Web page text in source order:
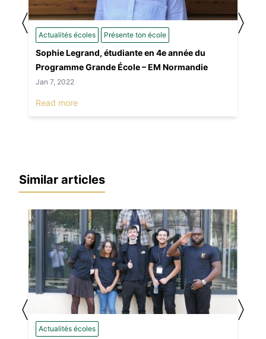
Actualités écoles Présente ton école
Sophie Legrand, étudiante en 4e année du
Programme Grande École – EM Normandie
Jan 7, 2022
Read more
〈 〉
Similar articles
Actualités écoles
〈 〉